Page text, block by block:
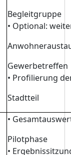
Begleitgruppe
• Optional:
Gewerbetreffen
• Profilierung
Stadtteil
•
Pilotphase
•